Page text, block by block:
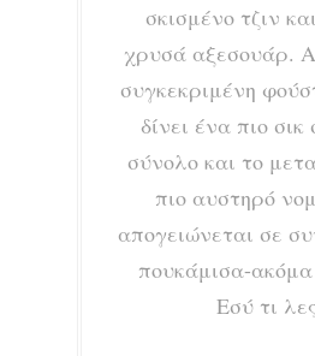
σκισμένο τζιν
χρυσά αξεσουάρ.
συγκεκριμένη
δίνει ένα πιο
σύνολο και το
πιο αυστηρό
απογειώνεται σε
πουκάμισα-ακόμα
Εσύ τι